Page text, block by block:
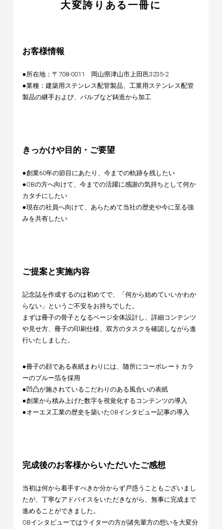
大変誇りある一冊に
お客様情報
●所在地：〒708-0011 岡山県津山市上田邑3235-2
●業種：建築用ステンレス配管製品、工業用ステンレス配管
製品の継手および、バルブなど鋳造から加工
きっかけや目的・ご要望
●創業60年の節目にあたり、今までの軌跡を残したい
●OBの方へ向けて、今までの活躍に感謝の気持ちとして何か
カタチにしたい
●現在の社員へ向けて、あらためて当社の歴史や今に至る強
みを共有したい
ご提案と実施内容
記念誌を作成するのは初めてで、「何から始めていいかわか
らない」というご不安をお持ちでした。
まずは冊子の骨子となるページ全体設計し、詳細コンテンツ
や見せ方、冊子の印刷仕様、双方のタスクを確認しながら進
行いたしました。
●冊子の顔である表紙まわりには、随所にコーポレートカラ
ーのブルー箔を採用
●凹凸が施されているこだわりのある風合いの表紙
●創業から積み上げた数字を視覚化するコンテンツの導入
●オーエヌ工業の歴史を築いたOBインタビュー記事の導入
完成後のお客様からいただいたご感想
当初は何から着手すべきか分からず戸惑うこともございまし
たが、丁寧なアドバイスをいただきながら、無事に完成まで
進めることができました。
OBインタビューではライターの方が諸先輩方の想いを大変分